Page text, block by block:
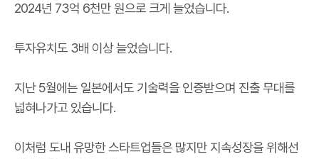
2024년 73억 6천만 원으로 크게 늘었습니다.
투자유치도 3배 이상 늘었습니다.
지난 5월에는 일본에서도 기술력을 인증받으며 진출 무대를
넓혀나가고 있습니다.
이처럼 도내 유망한 스타트업들은 많지만 지속성장을 위해선